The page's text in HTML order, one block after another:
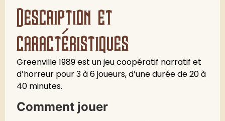
Description et
caractéristiques
Greenville 1989 est un jeu coopératif narratif et
d’horreur pour 3 à 6 joueurs, d’une durée de 20 à
40 minutes.
Comment jouer